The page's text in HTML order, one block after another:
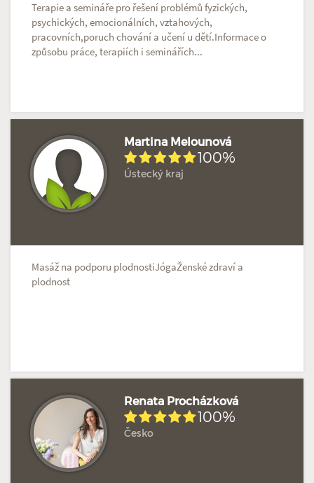
Terapie a semináře pro řešení problémů fyzických,
psychických, emocionálních, vztahových,
pracovních,poruch chování a učení u dětí.Informace o
způsobu práce, terapiích i seminářích...
Martina Melounová
100%
Ústecký kraj
Masáž na podporu plodnostiJógaŽenské zdraví a
plodnost
Renata Procházková
100%
Česko
Hodnoceno: 2×
Hodnoceno: 2×